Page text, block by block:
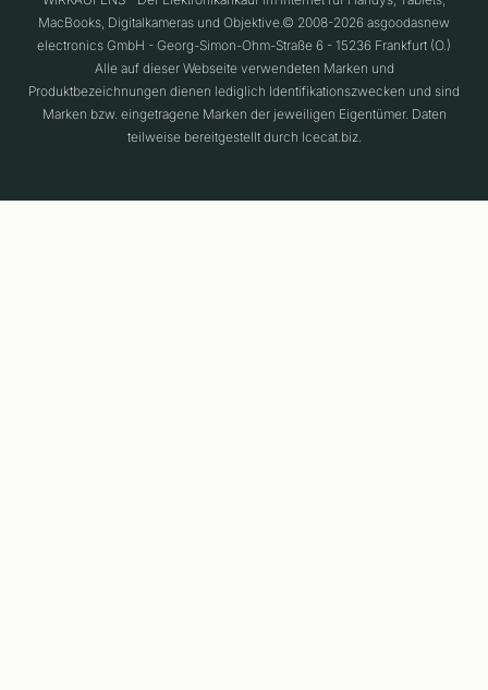
MacBooks, Digitalkameras und Objektive.© 2008-2026 asgoodasnew
electronics GmbH - Georg-Simon-Ohm-Straße 6 - 15236 Frankfurt (O.)
Alle auf dieser Webseite verwendeten Marken und
Produktbezeichnungen dienen lediglich Identifikationszwecken und sind
Marken bzw. eingetragene Marken der jeweiligen Eigentümer. Daten
teilweise bereitgestellt durch Icecat.biz.